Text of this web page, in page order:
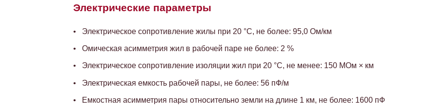
Электрические параметры
Электрическое сопротивление жилы при 20 °C, не более: 95,0 Ом/км
Омическая асимметрия жил в рабочей паре не более: 2 %
Электрическое сопротивление изоляции жил при 20 °C, не менее: 150 МОм × км
Электрическая емкость рабочей пары, не более: 56 пФ/м
Емкостная асимметрия пары относительно земли на длине 1 км, не более: 1600 пФ